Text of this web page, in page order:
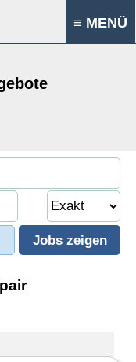
≡ MENÜ